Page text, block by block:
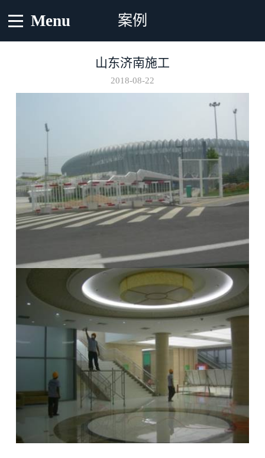
案例
Menu
山东济南施工
2018-08-22